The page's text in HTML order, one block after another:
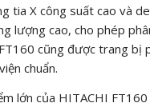
tia X công suất cao và
lượng cao, cho phép
cũng được trang bị
chuẩn.
lớn của HITACHI